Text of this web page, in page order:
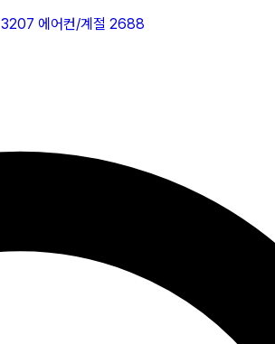
3207 에어컨/계절 2688